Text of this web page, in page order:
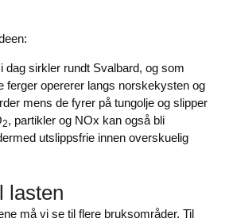
dag sirkler rundt Svalbard, og som
ferger opererer langs norskekysten og
mens de fyrer på tungolje og slipper
2, partikler og NOx kan også bli
utslippsfrie innen overskuelig
lasten
må vi se til flere bruksområder. Til